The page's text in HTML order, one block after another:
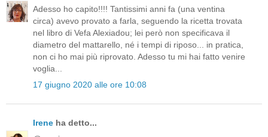
Adesso ho capito!!!! Tantissimi anni fa (una ventina
circa) avevo provato a farla, seguendo la ricetta trovata
nel libro di Vefa Alexiadou; lei però non specificava il
diametro del mattarello, né i tempi di riposo... in pratica,
non ci ho mai più riprovato. Adesso tu mi hai fatto venire
voglia...
17 giugno 2020 alle ore 10:08
Irene ha detto...